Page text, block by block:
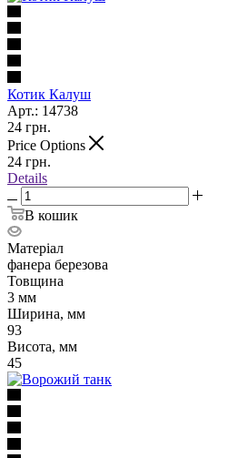
Котик Калуш
Арт.: 14738
24 грн.
Price Options
24 грн.
Details
В кошик
Матеріал
фанера березова
Товщина
3 мм
Ширина, мм
93
Висота, мм
45